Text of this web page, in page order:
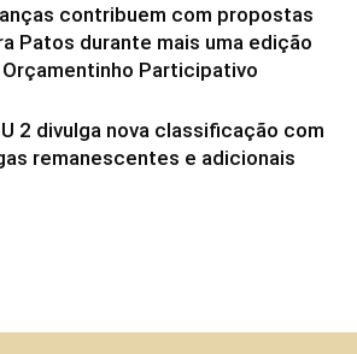
contribuem com propostas
Patos durante mais uma edição
Participativo
2 divulga nova classificação com
remanescentes e adicionais